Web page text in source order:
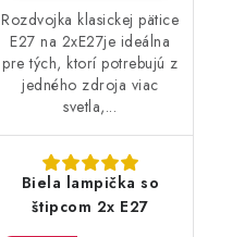
Rozdvojka klasickej pätice
E27 na 2xE27je ideálna
pre tých, ktorí potrebujú z
jedného zdroja viac
svetla,...
Biela lampička so
štipcom 2x E27